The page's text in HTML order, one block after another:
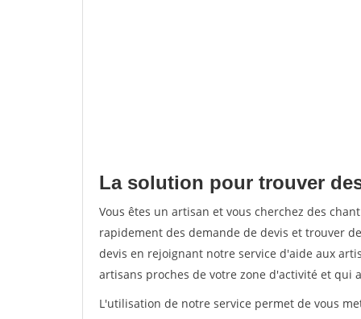
La solution pour trouver
Vous êtes un artisan et vous cherchez des
rapidement des demande de devis et trouver
devis en rejoignant notre service d'aide aux
artisans proches de votre zone d'activité et
L'utilisation de notre service permet de vous